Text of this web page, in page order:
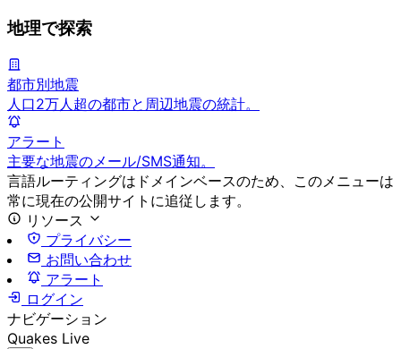
地理で探索
都市別地震
人口2万人超の都市と周辺地震の統計。
アラート
主要な地震のメール/SMS通知。
言語ルーティングはドメインベースのため、このメニューは
常に現在の公開サイトに追従します。
リソース
プライバシー
お問い合わせ
アラート
ログイン
ナビゲーション
Quakes Live